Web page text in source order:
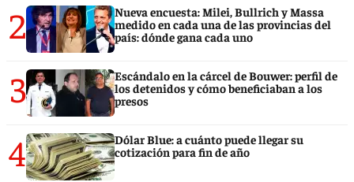
2
Nueva encuesta: Milei, Bullrich y Massa
medido en cada una de las provincias del
país: dónde gana cada uno
3
Escándalo en la cárcel de Bouwer: perfil de
los detenidos y cómo beneficiaban a los
presos
4
Dólar Blue: a cuánto puede llegar su
cotización para fin de año